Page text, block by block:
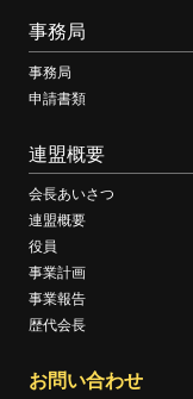
事務局
事務局
申請書類
連盟概要
会長あいさつ
連盟概要
役員
事業計画
事業報告
歴代会長
お問い合わせ